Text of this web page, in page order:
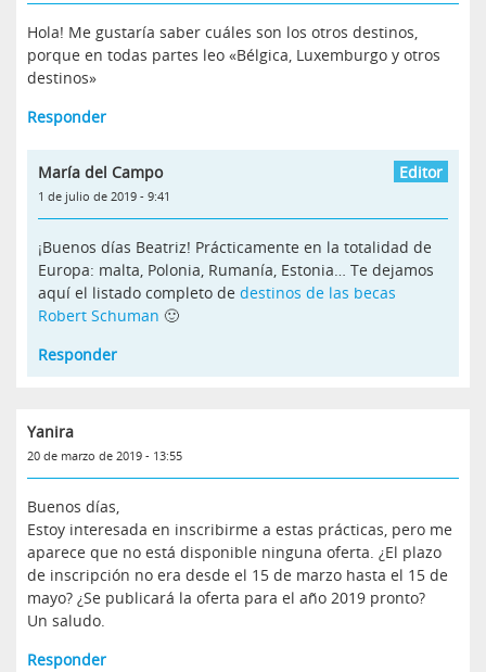
Hola! Me gustaría saber cuáles son los otros destinos,
porque en todas partes leo «Bélgica, Luxemburgo y otros
destinos»
Responder
María del Campo
1 de julio de 2019 - 9:41
¡Buenos días Beatriz! Prácticamente en la totalidad de
Europa: malta, Polonia, Rumanía, Estonia… Te dejamos
aquí el listado completo de destinos de las becas
Robert Schuman 🙂
Responder
Yanira
20 de marzo de 2019 - 13:55
Buenos días,
Estoy interesada en inscribirme a estas prácticas, pero me
aparece que no está disponible ninguna oferta. ¿El plazo
de inscripción no era desde el 15 de marzo hasta el 15 de
mayo? ¿Se publicará la oferta para el año 2019 pronto?
Un saludo.
Responder